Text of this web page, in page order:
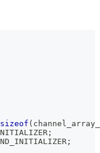
sizeof ( channel_array_
;
;